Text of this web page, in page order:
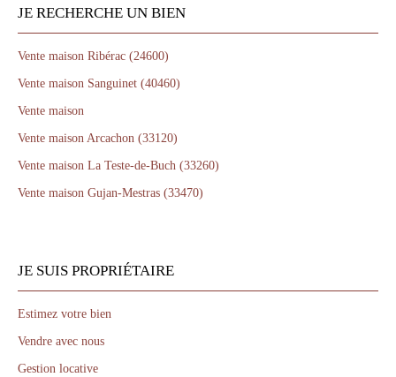
JE RECHERCHE UN BIEN
Vente maison Ribérac (24600)
Vente maison Sanguinet (40460)
Vente maison
Vente maison Arcachon (33120)
Vente maison La Teste-de-Buch (33260)
Vente maison Gujan-Mestras (33470)
JE SUIS PROPRIÉTAIRE
Estimez votre bien
Vendre avec nous
Gestion locative